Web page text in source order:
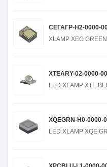
СЕГАГР-H2-0000-
XLAMP XEG
XTEARY-02-0000-
LED XLAMP XTE
XQEGRN-H0-0000-
LED XLAMP XQE